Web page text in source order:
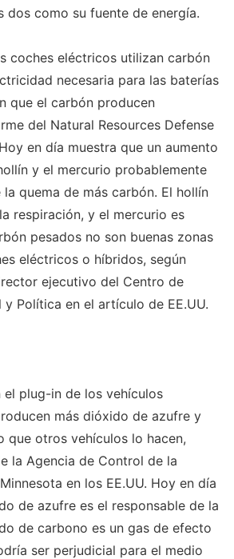
dos como su fuente de energía.
coches eléctricos utilizan carbón
necesaria para las baterías
que el carbón producen
del Natural Resources Defense
en día muestra que un aumento
y el mercurio probablemente
quema de más carbón. El hollín
respiración, y el mercurio es
pesados ​​no son buenas zonas
eléctricos o híbridos, según
ejecutivo del Centro de
y Política en el artículo de EE.UU.
plug-in de los vehículos
más dióxido de azufre y
que otros vehículos lo hacen,
la Agencia de Control de la
en los EE.UU. Hoy en día
de azufre es el responsable de la
de carbono es un gas de efecto
ser perjudicial para el medio